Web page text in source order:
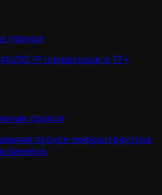
прокси
5G IP операторов в 17+
прокси
прокси-инфраструктура
бизнеса.